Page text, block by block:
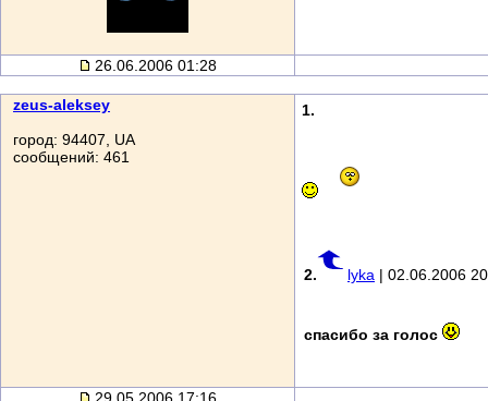
26.06.2006 01:28
zeus-aleksey
город: 94407, UA
сообщений: 461
1.
2. lyka | 02.06.2006
спасибо за голос